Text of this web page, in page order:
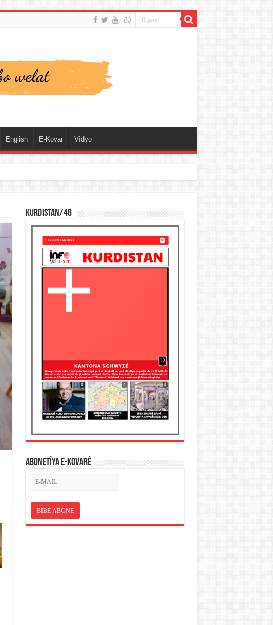
English E-Kovar Vîdyo
KURDISTAN/46
ABONETÎYA E-KOVARÊ